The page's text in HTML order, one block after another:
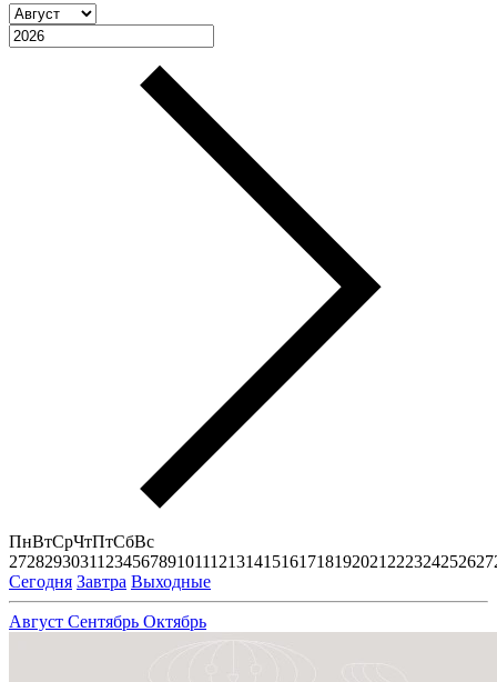
ПнВтСрЧтПтСбВс
27282930311 23456789101112131415161718192021 222324252627
Сегодня Завтра Выходные
Август Сентябрь Октябрь